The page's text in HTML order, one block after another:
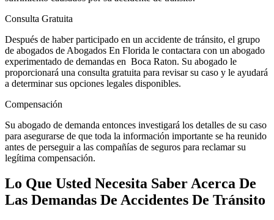
Consulta Gratuita
Después de haber participado en un accidente de tránsito, el grupo
de abogados de Abogados En Florida le contactara con un abogado
experimentado de demandas en Boca Raton. Su abogado le
proporcionará una consulta gratuita para revisar su caso y le ayudará
a determinar sus opciones legales disponibles.
Compensación
Su abogado de demanda entonces investigará los detalles de su caso
para asegurarse de que toda la información importante se ha reunido
antes de perseguir a las compañías de seguros para reclamar su
legítima compensación.
Lo Que Usted Necesita Saber Acerca De
Las Demandas De Accidentes De Tránsito